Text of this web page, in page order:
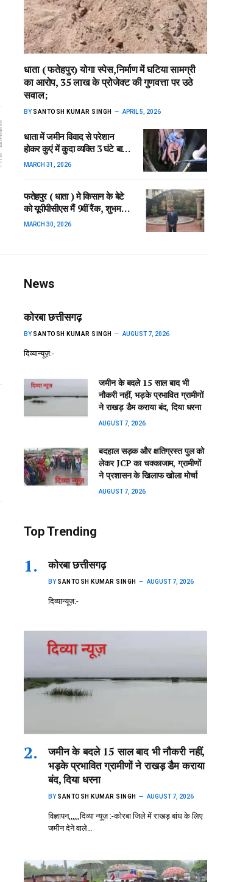
धाता ( फतेहपुर) योगा स्पेस,निर्माण में घटिया सामग्री
का आरोप, 35 लाख के प्रोजेक्ट की गुणवत्ता पर उठे
सवाल;
BY SANTOSH KUMAR SINGH APRIL 5, 2026
धाता में जमीन विवाद से परेशान
होकर कुएं में कुदा व्यक्ति 3 घंटे बाद
बाहर निकाला गया:
MARCH 31, 2026
फतेहपुर ( धाता ) मे किसान के बेटे
को यूपीपीसीएस मैं 9वीं रैंक, शुभम
सिंह को पहले प्रयास में ही मिली
MARCH 30, 2026
News
कोरबा छत्तीसगढ़
BY SANTOSH KUMAR SINGH AUGUST 7, 2026
दिव्यान्यूज़:-
जमीन के बदले 15 साल बाद भी
नौकरी नहीं, भड़के प्रभावित ग्रामीणों
ने राखड़ डैम कराया बंद, दिया धरना
AUGUST 7, 2026
बदहाल सड़क और क्षतिग्रस्त पुल को
लेकर JCP का चक्काजाम, ग्रामीणों
ने प्रशासन के खिलाफ खोला मोर्चा
AUGUST 7, 2026
Top Trending
कोरबा छत्तीसगढ़
BY SANTOSH KUMAR SINGH AUGUST 7, 2026
दिव्यान्यूज़:-
जमीन के बदले 15 साल बाद भी नौकरी नहीं,
भड़के प्रभावित ग्रामीणों ने राखड़ डैम कराया
बंद, दिया धरना
BY SANTOSH KUMAR SINGH AUGUST 7, 2026
विज्ञापन,,,,,,दिव्या न्यूज़ :-कोरबा जिले में राखड़ बांध के लिए
जमीन देने वाले…